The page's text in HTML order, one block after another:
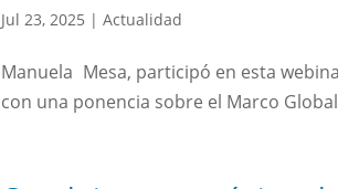
Jul 23, 2025 |Actualidad
Manuela Mesa, participó en esta
con una ponencia sobre el Marco